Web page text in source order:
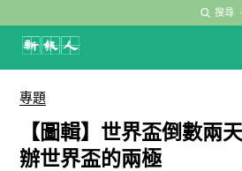
搜尋 ·
專題
【圖輯】世界盃倒數兩
辦世界盃的兩極